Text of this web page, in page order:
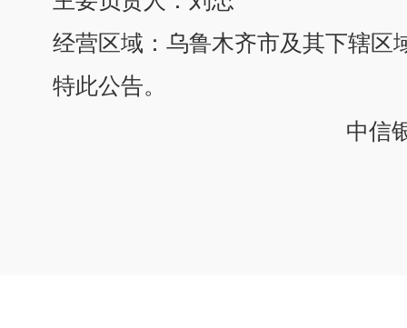
经营区域：乌鲁木齐市及其下辖区
特此公告。
中信